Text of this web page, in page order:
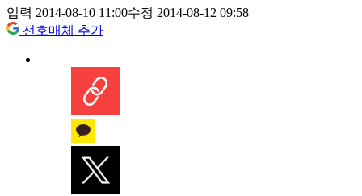
입력 2014-08-10 11:00수정 2014-08-12 09:58
선호매체 추가